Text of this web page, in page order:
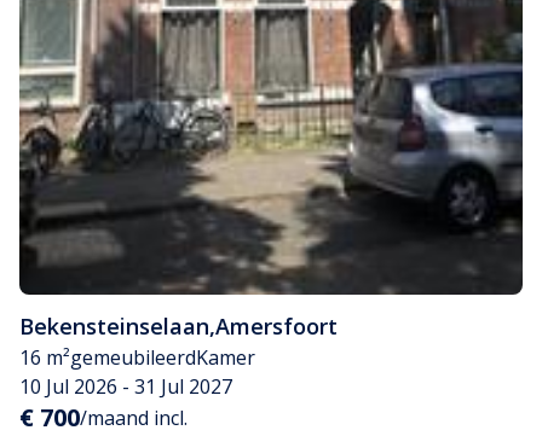
Bekensteinselaan,Amersfoort
16 m²gemeubileerdKamer
10 Jul 2026 - 31 Jul 2027
€ 700/maand incl.